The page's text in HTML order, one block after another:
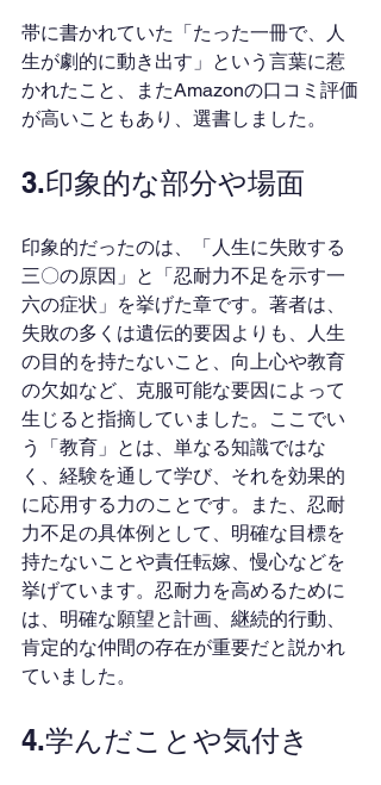
帯に書かれていた「たった一冊で、人
生が劇的に動き出す」という言葉に惹
かれたこと、またAmazonの口コミ評価
が高いこともあり、選書しました。
3.印象的な部分や場面
印象的だったのは、「人生に失敗する
三〇の原因」と「忍耐力不足を示す一
六の症状」を挙げた章です。著者は、
失敗の多くは遺伝的要因よりも、人生
の目的を持たないこと、向上心や教育
の欠如など、克服可能な要因によって
生じると指摘していました。ここでい
う「教育」とは、単なる知識ではな
く、経験を通して学び、それを効果的
に応用する力のことです。また、忍耐
力不足の具体例として、明確な目標を
持たないことや責任転嫁、慢心などを
挙げています。忍耐力を高めるために
は、明確な願望と計画、継続的行動、
肯定的な仲間の存在が重要だと説かれ
ていました。
4.学んだことや気付き